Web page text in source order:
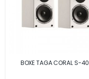
BOXE TAGA CORAL S-40